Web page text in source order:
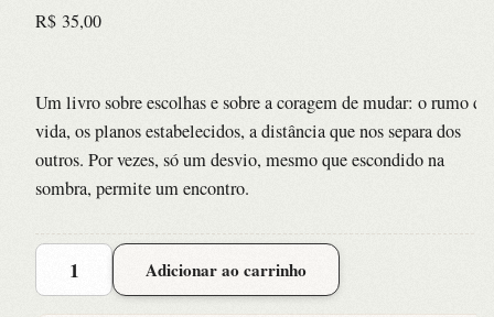
R$ 35,00
Um livro sobre escolhas e sobre a coragem de mudar: o rumo da
vida, os planos estabelecidos, a distância que nos separa dos
outros. Por vezes, só um desvio, mesmo que escondido na
sombra, permite um encontro.
Outono
Adicionar ao carrinho